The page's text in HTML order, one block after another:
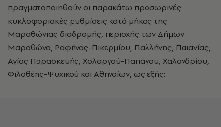
πραγματοποιηθούν οι παρακάτω προσωρινές
κυκλοφοριακές ρυθμίσεις κατά μήκος της
Μαραθώνιας διαδρομής, περιοχής των Δήμων
Μαραθώνα, Ραφήνας-Πικερμίου, Παλλήνης, Παιανίας,
Αγίας Παρασκευής, Χολαργού-Παπάγου, Χαλανδρίου,
Φιλοθέης-Ψυχικού και Αθηναίων, ως εξής: